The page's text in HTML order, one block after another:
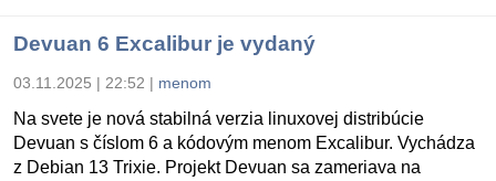
Devuan 6 Excalibur je vydaný
03.11.2025 | 22:52 | menom
Na svete je nová stabilná verzia linuxovej distribúcie
Devuan s číslom 6 a kódovým menom Excalibur. Vychádza
z Debian 13 Trixie. Projekt Devuan sa zameriava na